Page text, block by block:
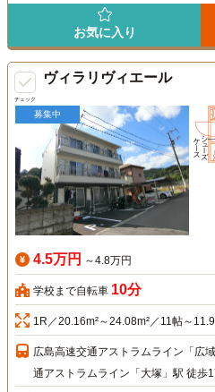
お気に入り
チェック
ヴィラリヴィエール
募集中
4.5万円 ～4.8万円
学校まで自転車 10分
1R／20.16m²～24.08m²／11帖～
広島高速交通アストラムライン「広
通アストラムライン「大塚」駅 徒歩